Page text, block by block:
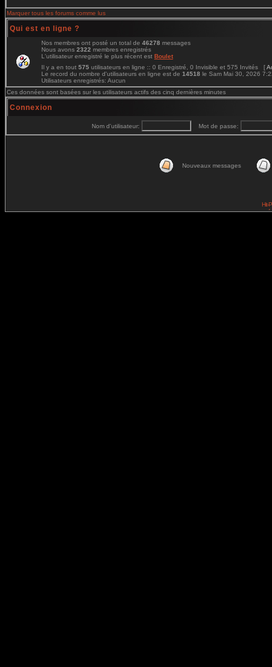
Marquer tous les forums comme lus
Qui est en ligne ?
Nos membres ont posté un total de 46278 messages
Nous avons 2322 membres enregistrés
L'utilisateur enregistré le plus récent est Boulet
Il y a en tout 575 utilisateurs en ligne :: 0 Enregistré, 0 Invisible et 575 Invités [
Le record du nombre d'utilisateurs en ligne est de 14518 le Sam Mai 30, 2026
Utilisateurs enregistrés: Aucun
Ces données sont basées sur les utilisateurs actifs des cinq dernières minutes
Connexion
Nom d'utilisateur: Mot de passe:
Nouveaux messages